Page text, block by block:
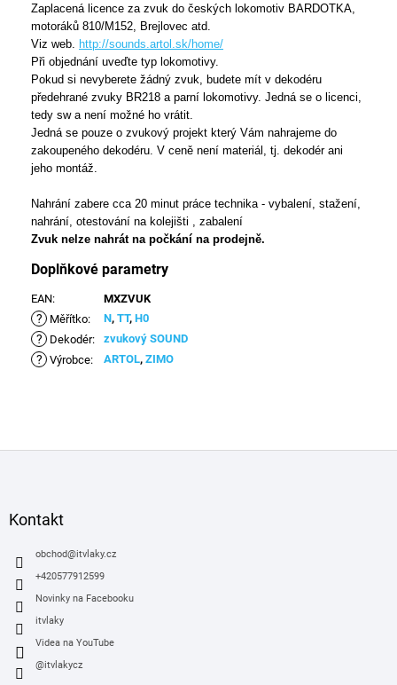
Zaplacená licence za zvuk do českých lokomotiv BARDOTKA,
motoráků 810/M152, Brejlovec atd.
Viz web.
http://sounds.artol.sk/home/
Při objednání uveďte typ lokomotivy.
Pokud si nevyberete žádný zvuk, budete mít v dekodéru
předehrané zvuky BR218 a parní lokomotivy. Jedná se o licenci,
tedy sw a není možné ho vrátit.
Jedná se pouze o zvukový projekt který Vám nahrajeme do
zakoupeného dekodéru. V ceně není materiál, tj. dekodér ani
jeho montáž.
Nahrání zabere cca 20 minut práce technika - vybalení, stažení,
nahrání, otestování na kolejišti , zabalení
Zvuk nelze nahrát na počkání na prodejně.
Doplňkové parametry
EAN: MXZVUK
? Měřítko: N, TT, H0
? Dekodér: zvukový SOUND
? Výrobce: ARTOL, ZIMO
Kontakt
obchod@itvlaky.cz
+420577912599
Novinky na Facebooku
itvlaky
Videa na YouTube
@itvlakycz